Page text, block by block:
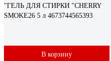
"ГЕЛЬ ДЛЯ СТИРКИ "CHERRY
SMOKE26 5 л 4673744565393
В корзину